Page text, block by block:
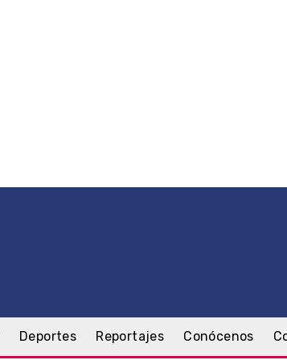
Deportes Reportajes Conócenos